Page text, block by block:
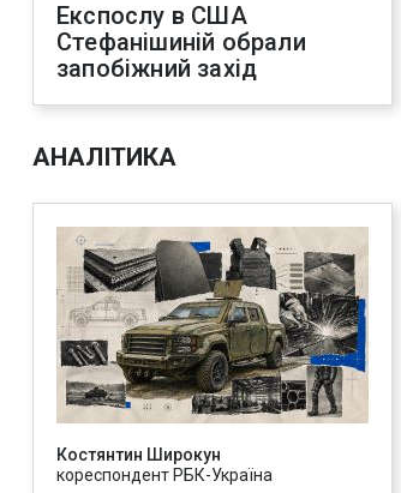
Експослу в США
Стефанішиній обрали
запобіжний захід
АНАЛІТИКА
Костянтин Широкун
кореспондент РБК-Україна